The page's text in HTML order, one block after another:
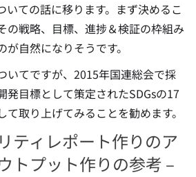
いての話に移ります。まず決めるこ
の戦略、目標、進捗＆検証の枠組み
自然になりそうです。
いてですが、2015年国連総会で採
発目標として策定されたSDGsの17
取り上げてみることを勧めます。
ティレポート作りのア
プット作りの参考 –